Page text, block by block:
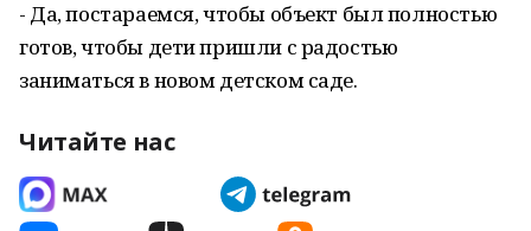
- Да, постараемся, чтобы объект был полностью
готов, чтобы дети пришли с радостью
заниматься в новом детском саде.
Читайте нас